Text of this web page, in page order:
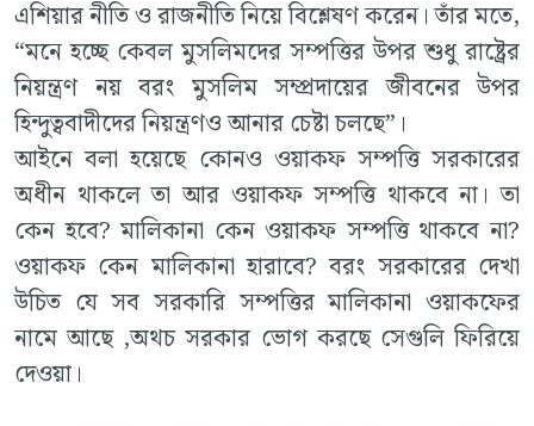
এশিয়ার নীতি ও রাজনীতি নিয়ে বিশ্লেষণ করেন। তাঁর মতে,
“মনে হচ্ছে কেবল মুসলিমদের সম্পত্তির উপর শুধু রাষ্ট্রের
নিয়ন্ত্রণ নয় বরং মুসলিম সম্প্রদায়ের জীবনের উপর
হিন্দুত্ববাদীদের নিয়ন্ত্রণও আনার চেষ্টা চলছে”।
আইনে বলা হয়েছে কোনও ওয়াকফ সম্পত্তি সরকারের
অধীন থাকলে তা আর ওয়াকফ সম্পত্তি থাকবে না। তা
কেন হবে? মালিকানা কেন ওয়াকফ সম্পত্তি থাকবে না?
ওয়াকফ কেন মালিকানা হারাবে? বরং সরকারের দেখা
উচিত যে সব সরকারি সম্পত্তির মালিকানা ওয়াকফের
নামে আছে ,অথচ সরকার ভোগ করছে সেগুলি ফিরিয়ে
দেওয়া।